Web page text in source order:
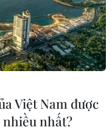
Việt Nam được
nhiều nhất?